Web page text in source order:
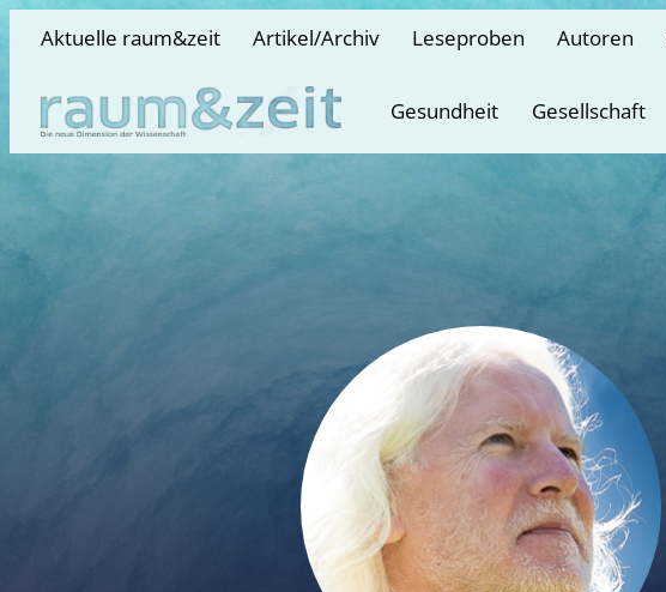
Aktuelle raum&zeit Artikel/Archiv Leseproben Autoren
Gesundheit Gesellschaft